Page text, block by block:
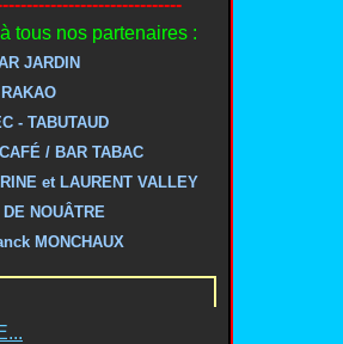
tous nos partenaires :
JARDIN
RAKAO
- TABUTAUD
/ BAR TABAC
et LAURENT VALLEY
NOUÂTRE
MONCHAUX